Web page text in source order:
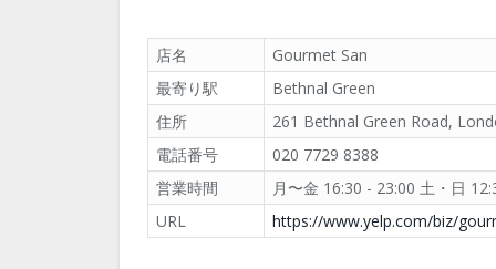
店名
Gourmet San
最寄り駅
Bethnal Green
住所
261 Bethnal Green Road,
電話番号
020 7729 8388
営業時間
月〜金 16:30 - 23:00 土・日
URL
https://www.yelp.com/biz/